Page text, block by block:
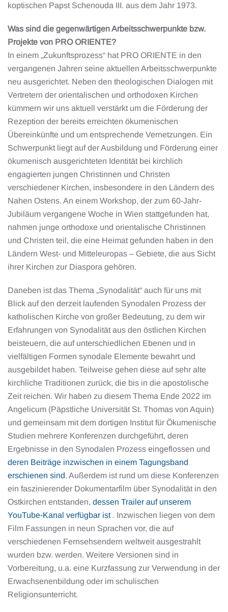
koptischen Papst Schenouda III. aus dem Jahr 1973.
Was sind die gegenwärtigen Arbeitsschwerpunkte bzw.
Projekte von PRO ORIENTE?
In einem „Zukunftsprozess“ hat PRO ORIENTE in den
vergangenen Jahren seine aktuellen Arbeitsschwerpunkte
neu ausgerichtet. Neben den theologischen Dialogen mit
Vertretern der orientalischen und orthodoxen Kirchen
kümmern wir uns aktuell verstärkt um die Förderung der
Rezeption der bereits erreichten ökumenischen
Übereinkünfte und um entsprechende Vernetzungen. Ein
Schwerpunkt liegt auf der Ausbildung und Förderung einer
ökumenisch ausgerichteten Identität bei kirchlich
engagierten jungen Christinnen und Christen
verschiedener Kirchen, insbesondere in den Ländern des
Nahen Ostens. An einem Workshop, der zum 60-Jahr-
Jubiläum vergangene Woche in Wien stattgefunden hat,
nahmen junge orthodoxe und orientalische Christinnen
und Christen teil, die eine Heimat gefunden haben in den
Ländern West- und Mitteleuropas – Gebiete, die aus Sicht
ihrer Kirchen zur Diaspora gehören.
Daneben ist das Thema „Synodalität“ auch für uns mit
Blick auf den derzeit laufenden Synodalen Prozess der
katholischen Kirche von großer Bedeutung, zu dem wir
Erfahrungen von Synodalität aus den östlichen Kirchen
beisteuern, die auf unterschiedlichen Ebenen und in
vielfältigen Formen synodale Elemente bewahrt und
ausgebildet haben. Teilweise gehen diese auf sehr alte
kirchliche Traditionen zurück, die bis in die apostolische
Zeit reichen. Wir haben zu diesem Thema Ende 2022 im
Angelicum (Päpstliche Universität St. Thomas von Aquin)
und gemeinsam mit dem dortigen Institut für Ökumenische
Studien mehrere Konferenzen durchgeführt, deren
Ergebnisse in den Synodalen Prozess eingeflossen und
deren Beiträge inzwischen in einem Tagungsband
erschienen sind. Außerdem ist rund um diese Konferenzen
ein faszinierender Dokumentarfilm über Synodalität in den
Ostkirchen entstanden, dessen Trailer auf unserem
YouTube-Kanal verfügbar ist. Inzwischen liegen von dem
Film Fassungen in neun Sprachen vor, die auf
verschiedenen Fernsehsendern weltweit ausgestrahlt
wurden bzw. werden. Weitere Versionen sind in
Vorbereitung, u.a. eine Kurzfassung zur Verwendung in der
Erwachsenenbildung oder im schulischen
Religionsunterricht.